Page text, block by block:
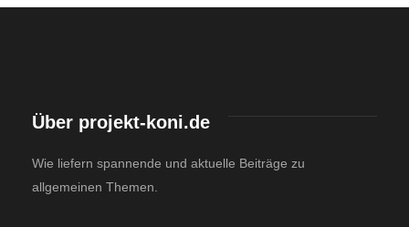
Über projekt-koni.de
Wie liefern spannende und aktuelle Beiträge zu
allgemeinen Themen.